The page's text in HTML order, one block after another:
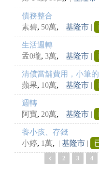
債務整合
素碧, 50萬, | 基隆市 |
生活週轉
孟0瓏, 3萬, | 基隆市 |
清償當舖費用，小筆
蘋果, 10萬, | 基隆市 |
週轉
阿寶, 20萬, | 基隆市 |
養小孩、存錢
小婷, 1萬, | 基隆市 |
2 3 4